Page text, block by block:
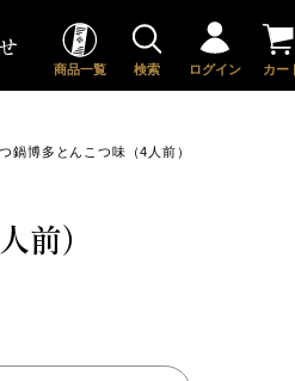
商品一覧 検索 ログイン カー
鍋博多とんこつ味（4人前）
前）